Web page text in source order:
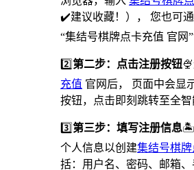
✔️建议收藏！）， 您也可
“集结号棋牌点卡充值 官网”
2️⃣第二步：点击注册按钮
充值 官网后， 页面中会显
按钮，点击即刻跳转至全智
3️⃣第三步：填写注册信息🏝
个人信息以创建集结号棋
括：用户名、密码、邮箱